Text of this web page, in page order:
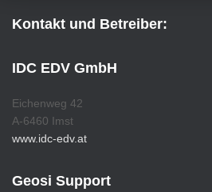
Kontakt und Betreiber:
IDC EDV GmbH
Eichenweg 42
A-6460 Imst
www.idc-edv.at
Geosi Support